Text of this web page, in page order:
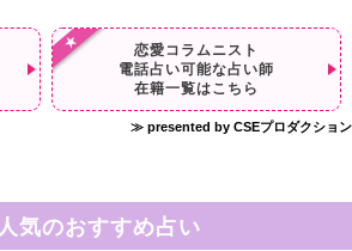
恋愛コラムニスト
電話占い可能な占い師
在籍一覧はこちら
≫ presented by CSEプロダクション
人気のおすすめ占い